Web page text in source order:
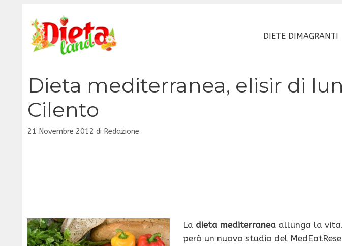
contenuto
DIETE DIMAGRANTI
Dieta mediterranea, elisir di
Cilento
21 Novembre 2012 di Redazione
La dieta mediterraneaallunga la vita.
però un nuovo studio del